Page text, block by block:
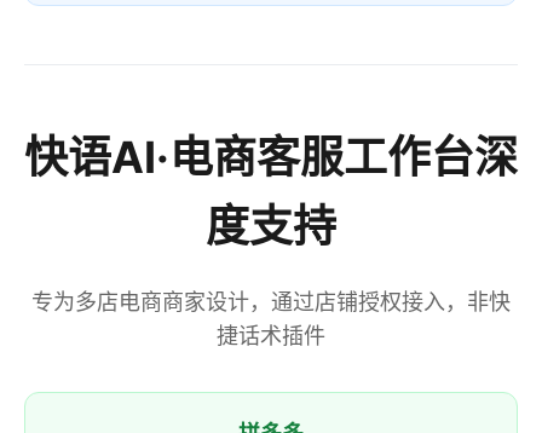
快语AI·电商客服工作台深
度支持
专为多店电商商家设计，通过店铺授权接入，非快
捷话术插件